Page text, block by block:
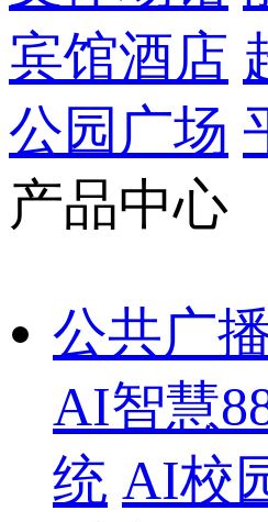
宾馆酒店
公园广场
产品中心
公共广
AI智慧
统 AI校